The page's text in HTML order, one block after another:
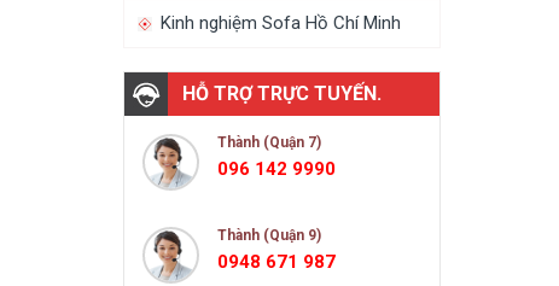
Kinh nghiệm Sofa Hồ Chí Minh
HỖ TRỢ TRỰC TUYẾN.
Thành (Quận 7)
096 142 9990
Thành (Quận 9)
0948 671 987